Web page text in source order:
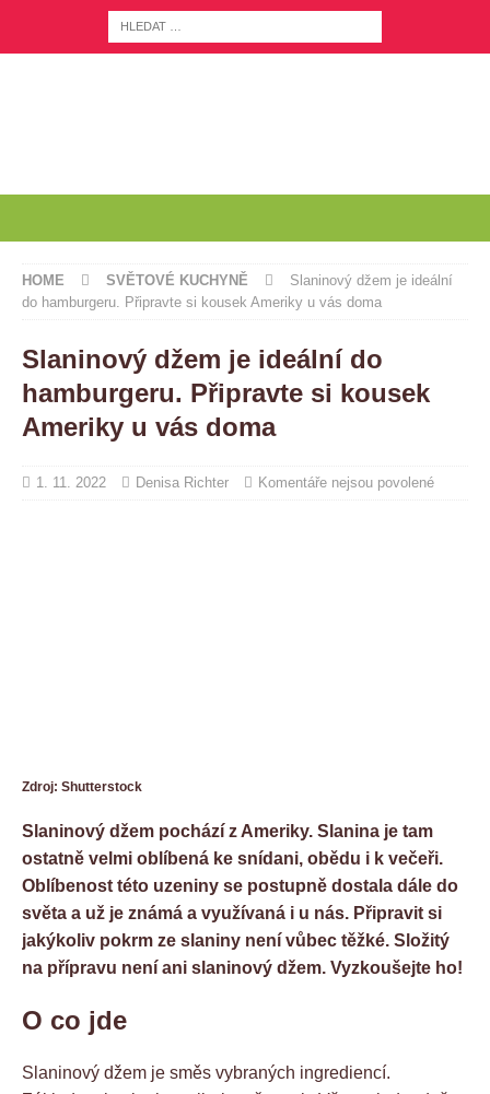
HOME SVĚTOVÉ KUCHYNĚ
Slaninový džem je ideální
do hamburgeru. Připravte si kousek Ameriky u vás doma
Slaninový džem je ideální do
hamburgeru. Připravte si kousek
Ameriky u vás doma
1. 11. 2022 Denisa Richter Komentáře nejsou povolené
Zdroj: Shutterstock
Slaninový džem pochází z Ameriky. Slanina je tam
ostatně velmi oblíbená ke snídani, obědu i k večeři.
Oblíbenost této uzeniny se postupně dostala dále do
světa a už je známá a využívaná i u nás. Připravit si
jakýkoliv pokrm ze slaniny není vůbec těžké. Složitý
na přípravu není ani slaninový džem. Vyzkoušejte ho!
O co jde
Slaninový džem je směs vybraných ingrediencí.